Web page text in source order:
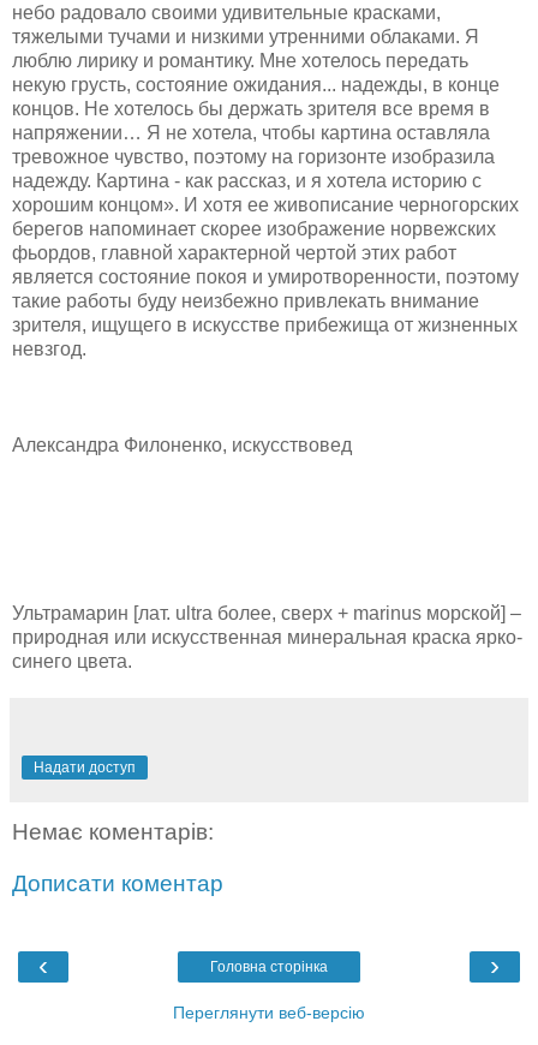
небо радовало своими удивительные красками,
тяжелыми тучами и низкими утренними облаками. Я
люблю лирику и романтику. Мне хотелось передать
некую грусть, состояние ожидания... надежды, в конце
концов. Не хотелось бы держать зрителя все время в
напряжении… Я не хотела, чтобы картина оставляла
тревожное чувство, поэтому на горизонте изобразила
надежду. Картина - как рассказ, и я хотела историю с
хорошим концом». И хотя ее живописание черногорских
берегов напоминает скорее изображение норвежских
фьордов, главной характерной чертой этих работ
является состояние покоя и умиротворенности, поэтому
такие работы буду неизбежно привлекать внимание
зрителя, ищущего в искусстве прибежища от жизненных
невзгод.
Александра Филоненко, искусствовед
Ультрамарин [лат. ultra более, сверх + marinus морской] –
природная или искусственная минеральная краска ярко-
синего цвета.
Надати доступ
Немає коментарів:
Дописати коментар
‹ ›
Головна сторінка
Переглянути веб-версію